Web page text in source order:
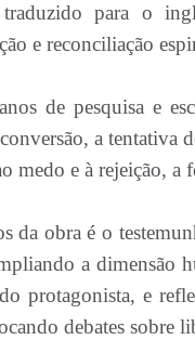
para o
e reconciliação
de pesquisa e
a tentativa
medo e à rejeição, a
da obra é o
a dimensão
protagonista, e
debates sobre